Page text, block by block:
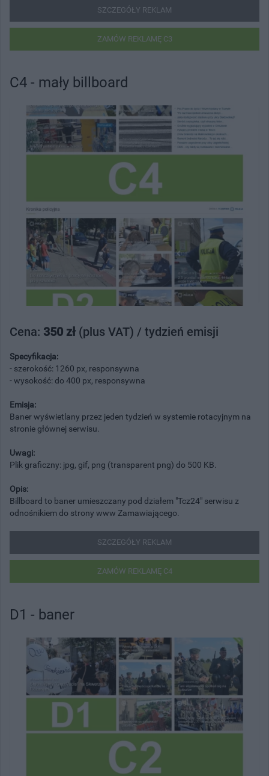
SZCZEGÓŁY REKLAM
ZAMÓW REKLAMĘ C3
C4 - mały billboard
Cena: 350 zł (plus VAT) / tydzień emisji
Specyfikacja:
- szerokość: 1260 px, responsywna
- wysokość: do 400 px, responsywna
Emisja:
Baner wyświetlany przez jeden tydzień w systemie rotacyjnym na
stronie głównej serwisu.
Uwagi:
Plik graficzny: jpg, gif, png (transparent png) do 500 KB.
Opis:
Billboard to baner umieszczany pod działem "Tcz24" serwisu z
odnośnikiem do strony www Zamawiającego.
SZCZEGÓŁY REKLAM
ZAMÓW REKLAMĘ C4
D1 - baner